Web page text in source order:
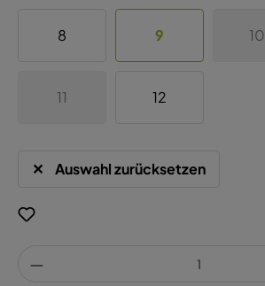
8 9 10
11 12
Auswahl zurücksetzen